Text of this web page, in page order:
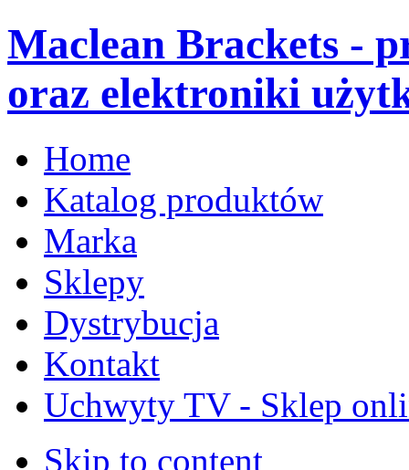
Maclean Brackets -
oraz elektroniki
Home
Katalog produktów
Marka
Sklepy
Dystrybucja
Kontakt
Uchwyty TV - Sklep
Skip to content